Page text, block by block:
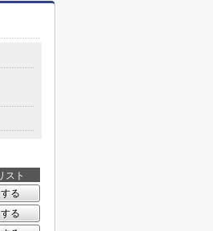
スト
る
る